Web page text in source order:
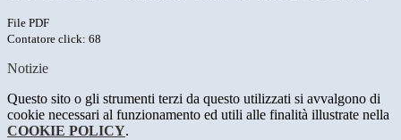
File PDF
Contatore click: 68
Notizie
Questo sito o gli strumenti terzi da questo utilizzati si avvalgono di
cookie necessari al funzionamento ed utili alle finalità illustrate nella
COOKIE POLICY.